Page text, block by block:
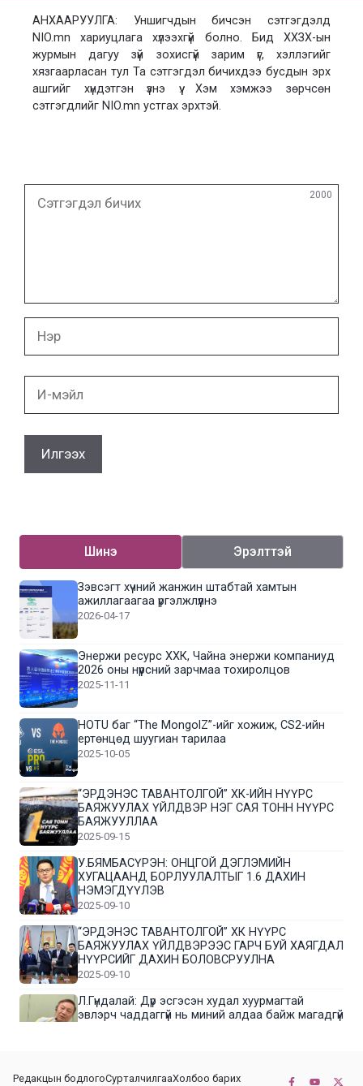
АНХААРУУЛГА: Уншигчдын бичсэн сэтгэгдэлд
NIO.mn хариуцлага хүлээхгүй болно. Бид ХХЗХ-ын
журмын дагуу зүй зохисгүй зарим үг, хэллэгийг
хязгаарласан тул Та сэтгэгдэл бичихдээ бусдын эрх
ашгийг хүндэтгэн үзнэ үү. Хэм хэмжээ зөрчсөн
сэтгэгдлийг NIO.mn устгах эрхтэй.
бичих
2000
Шинэ Эрэлттэй
Зэвсэгт хүчний жанжин штабтай хамтын
ажиллагаагаа үргэлжлүүлнэ
2026-04-17
Энержи ресурс ХХК, Чайна энержи компаниуд
2026 оны нүүрсний зарчмаа тохиролцов
2025-11-11
HOTU баг “The MongolZ”-ийг хожиж, CS2-ийн
ертөнцөд шуугиан тарилаа
2025-10-05
“ЭРДЭНЭС ТАВАНТОЛГОЙ” ХК-ИЙН НҮҮРС
БАЯЖУУЛАХ ҮЙЛДВЭР НЭГ САЯ ТОНН НҮҮРС
БАЯЖУУЛЛАА
2025-09-15
У.БЯМБАСҮРЭН: ОНЦГОЙ ДЭГЛЭМИЙН
ХУГАЦААНД БОРЛУУЛАЛТЫГ 1.6 ДАХИН
НЭМЭГДҮҮЛЭВ
2025-09-10
“ЭРДЭНЭС ТАВАНТОЛГОЙ” ХК НҮҮРС
БАЯЖУУЛАХ ҮЙЛДВЭРЭЭС ГАРЧ БУЙ ХАЯГДАЛ
НҮҮРСИЙГ ДАХИН БОЛОВСРУУЛНА
2025-09-10
Л.Гүндалай: Дүр эсгэсэн худал хуурмагтай
эвлэрч чаддаггүй нь миний алдаа байж магадгүй
Редакцын бодлогоСурталчилгааХолбоо барих